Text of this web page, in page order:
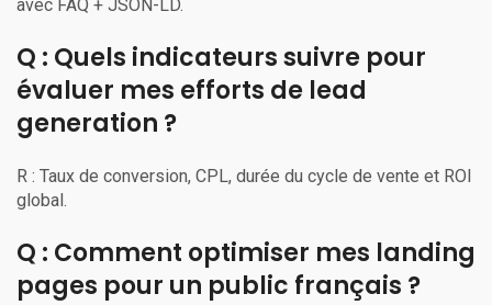
avec FAQ + JSON-LD.
Q : Quels indicateurs suivre pour
évaluer mes efforts de lead
generation ?
R : Taux de conversion, CPL, durée du cycle de vente et ROI
global.
Q : Comment optimiser mes landing
pages pour un public français ?